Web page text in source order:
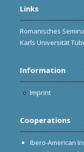
Links
Romanisches
Karls Universität
Information
Imprint
Cooperations
Ibero-American